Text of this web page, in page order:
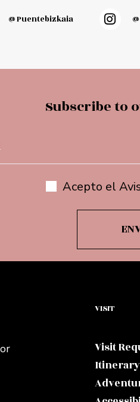
@puentebizkaia
Subscribe to
Acepto el
VISIT
Visit
Itinerary